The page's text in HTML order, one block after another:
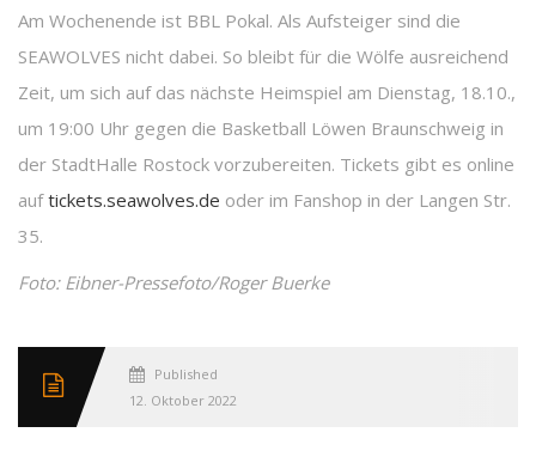
Am Wochenende ist BBL Pokal. Als Aufsteiger sind die
SEAWOLVES nicht dabei. So bleibt für die Wölfe ausreichend
Zeit, um sich auf das nächste Heimspiel am Dienstag, 18.10.,
um 19:00 Uhr gegen die Basketball Löwen Braunschweig in
der StadtHalle Rostock vorzubereiten. Tickets gibt es online
auftickets.seawolves.de oder im Fanshop in der Langen Str.
35.
Foto: Eibner-Pressefoto/Roger Buerke
Published
12. Oktober 2022